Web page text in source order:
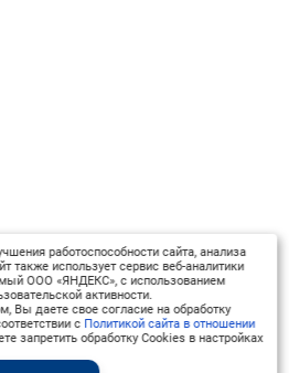
работоспособности сайта, анализа
также использует сервис веб-аналитики
ООО «ЯНДЕКС», с использованием
активности.
Вы даете свое согласие на обработку
с Политикой сайта в отношении
запретить обработку Cookies в настройках